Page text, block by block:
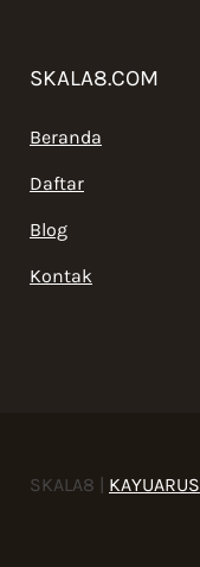
SKALA8.COM
Beranda
Daftar
Blog
Kontak
SKALA8 | KAYUARUS